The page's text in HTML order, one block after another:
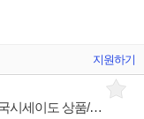
지원하기
[ 시세이도그룹 ] [ 롯데대전점/ 대구백화점 ] 한국시세이도 상품/진열/지원 판매전문직원